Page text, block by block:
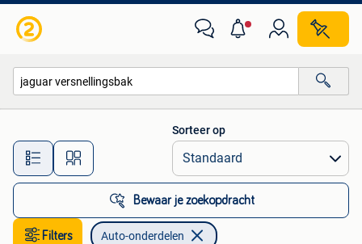
Alle afstanden…
Sorteer op
Bewaar je zoekopdracht
Filters Auto-onderdelen